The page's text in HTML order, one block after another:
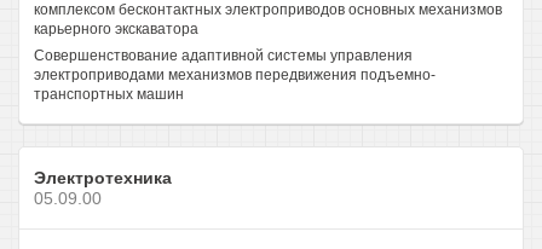
комплексом бесконтактных электроприводов основных механизмов
карьерного экскаватора
Совершенствование адаптивной системы управления
электроприводами механизмов передвижения подъемно-
транспортных машин
Электротехника
05.09.00